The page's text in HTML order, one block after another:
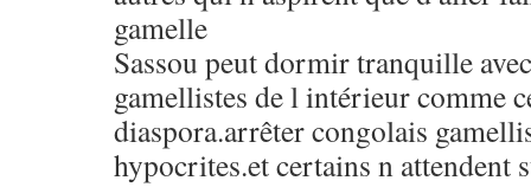
gamelle
Sassou peut dormir tranquille
gamellistes de l intérieur comme
diaspora.arrêter congolais
hypocrites.et certains n attendent